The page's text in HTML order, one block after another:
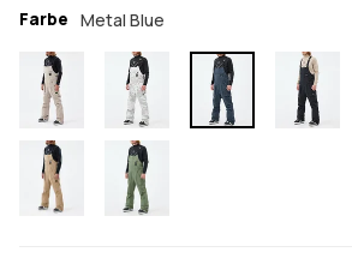
Farbe Metal Blue